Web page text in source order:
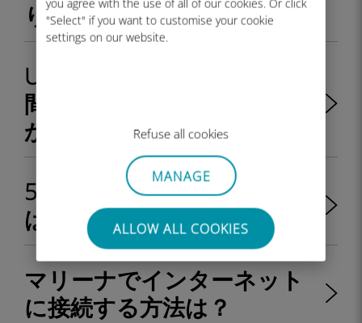
you agree with the use of all of our cookies. Or click
"Select" if you want to customise your cookie
settings on our website.
Refuse all cookies
MANAGE
ALLOW ALL COOKIES
りますか?
Ubigiデータプランの有効期
間はいつから始まります
か？
5G通信を無効化する方法
は？- Apple & Android
マリーナでインターネット
に接続する方法は？